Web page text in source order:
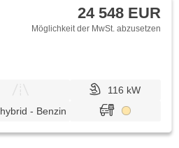
24 548 EUR
Möglichkeit der MwSt. abzusetzen
116 kW
hybrid - Benzin